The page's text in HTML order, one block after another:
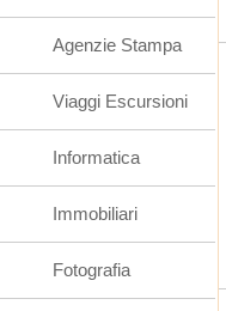
Agenzie Stampa
Viaggi Escursioni
Informatica
Immobiliari
Fotografia